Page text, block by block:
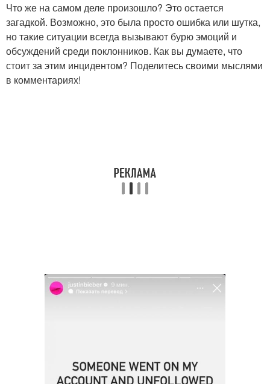
Что же на самом деле произошло? Это остается
загадкой. Возможно, это была просто ошибка или шутка,
но такие ситуации всегда вызывают бурю эмоций и
обсуждений среди поклонников. Как вы думаете, что
стоит за этим инцидентом? Поделитесь своими мыслями
в комментариях!